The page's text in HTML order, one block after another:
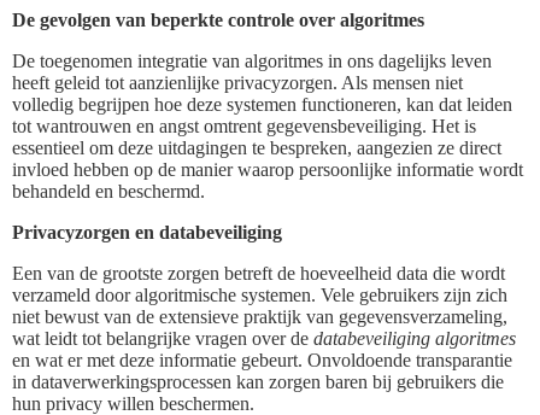
De gevolgen van beperkte controle over algoritmes
De toegenomen integratie van algoritmes in ons dagelijks leven
heeft geleid tot aanzienlijke privacyzorgen. Als mensen niet
volledig begrijpen hoe deze systemen functioneren, kan dat leiden
tot wantrouwen en angst omtrent gegevensbeveiliging. Het is
essentieel om deze uitdagingen te bespreken, aangezien ze direct
invloed hebben op de manier waarop persoonlijke informatie wordt
behandeld en beschermd.
Privacyzorgen en databeveiliging
Een van de grootste zorgen betreft de hoeveelheid data die wordt
verzameld door algoritmische systemen. Vele gebruikers zijn zich
niet bewust van de extensieve praktijk van gegevensverzameling,
wat leidt tot belangrijke vragen over de databeveiliging algoritmes
en wat er met deze informatie gebeurt. Onvoldoende transparantie
in dataverwerkingsprocessen kan zorgen baren bij gebruikers die
hun privacy willen beschermen.